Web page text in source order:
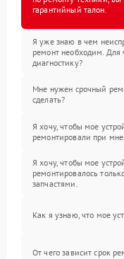
гарантийный талон.
Я уже знаю в чем
ремонт необходим. Для
диагностику?
Мне нужен срочный
сделать?
Я хочу, чтобы мое
ремонтировали при мне.
Я хочу, чтобы мое
ремонтировалось
запчастями.
Как я узнаю, что мое
От чего зависит срок